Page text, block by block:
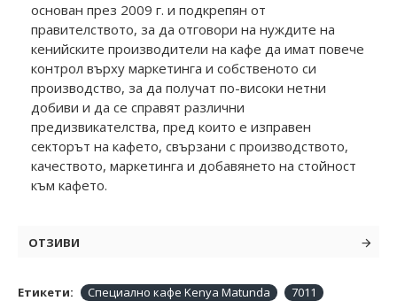
основан през 2009 г. и подкрепян от
правителството, за да отговори на нуждите на
кенийските производители на кафе да имат повече
контрол върху маркетинга и собственото си
производство, за да получат по-високи нетни
добиви и да се справят различни
предизвикателства, пред които е изправен
секторът на кафето, свързани с производството,
качеството, маркетинга и добавянето на стойност
към кафето.
ОТЗИВИ
Етикети: Специално кафе Kenya Matunda
7011